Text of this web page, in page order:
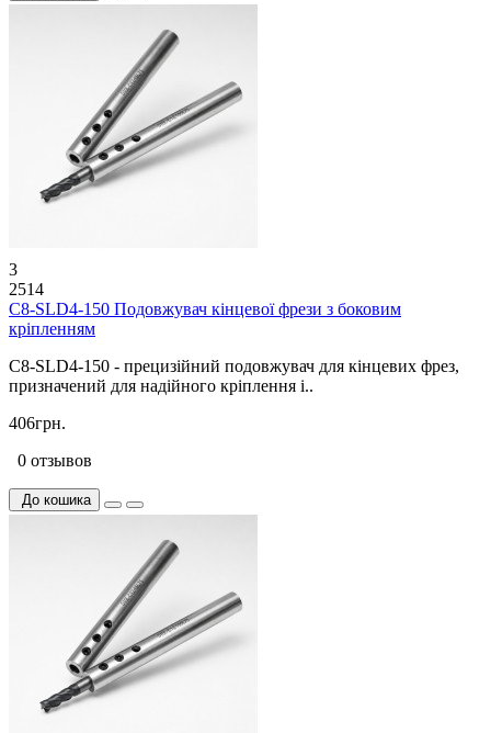
3
2514
C8-SLD4-150 Подовжувач кінцевої фрези з боковим
кріпленням
C8-SLD4-150 - прецизійний подовжувач для кінцевих фрез,
призначений для надійного кріплення і..
406грн.
0 отзывов
До кошика